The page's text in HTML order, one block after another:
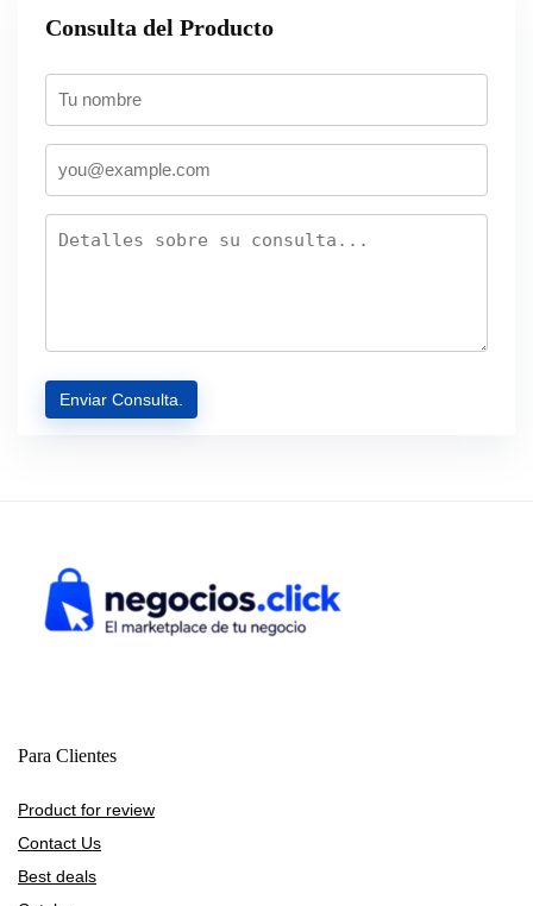
Consulta del Producto
Para Clientes
Product for review
Contact Us
Best deals